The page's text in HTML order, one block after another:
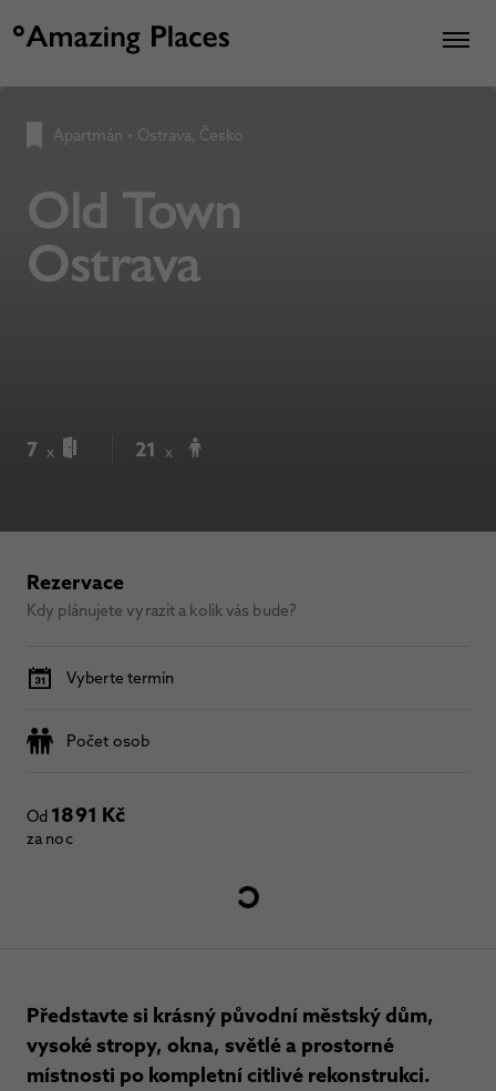
Apartmán • Ostrava, Česko
Old Town
Ostrava
7 x 21 x
Rezervace
Kdy plánujete vyrazit a kolik vás bude?
Vyberte termín
Počet osob
Od 1891 Kč
za noc
Představte si krásný původní městský dům,
vysoké stropy, okna, světlé a prostorné
místnosti po kompletní citlivé rekonstrukci.